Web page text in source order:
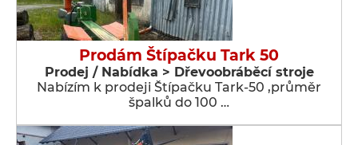
Prodám Štípačku Tark 50
Prodej / Nabídka > Dřevoobráběcí stroje
Nabízím k prodeji Štípačku Tark-50 ,průměr
špalků do 100 …